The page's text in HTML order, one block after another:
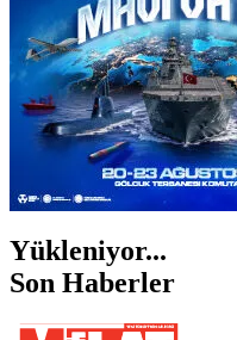
Yükleniyor...
Son Haberler